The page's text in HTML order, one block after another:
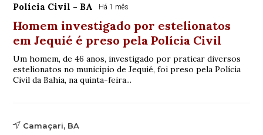
Polícia Civil - BA Há 1 mês
Homem investigado por estelionatos
em Jequié é preso pela Polícia Civil
Um homem, de 46 anos, investigado por praticar diversos
estelionatos no município de Jequié, foi preso pela Polícia
Civil da Bahia, na quinta-feira...
Camaçari, BA